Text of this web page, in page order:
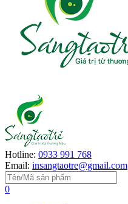
Hotline: 0933 991 768
Email: insangtaotre@gmail.com
0